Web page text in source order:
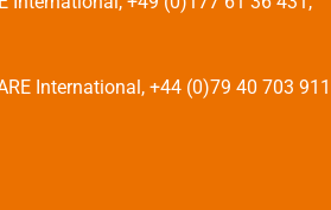
International, +44 (0)79 40 703